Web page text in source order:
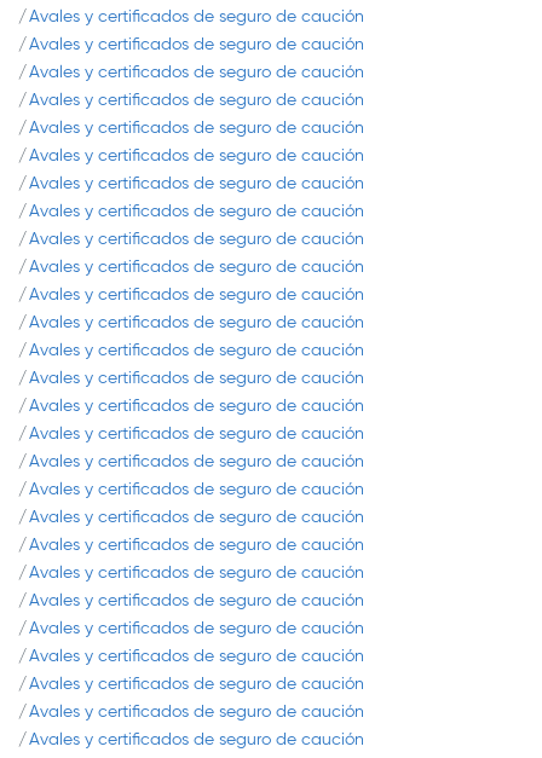
Avales y certificados de seguro de caución
Avales y certificados de seguro de caución
Avales y certificados de seguro de caución
Avales y certificados de seguro de caución
Avales y certificados de seguro de caución
Avales y certificados de seguro de caución
Avales y certificados de seguro de caución
Avales y certificados de seguro de caución
Avales y certificados de seguro de caución
Avales y certificados de seguro de caución
Avales y certificados de seguro de caución
Avales y certificados de seguro de caución
Avales y certificados de seguro de caución
Avales y certificados de seguro de caución
Avales y certificados de seguro de caución
Avales y certificados de seguro de caución
Avales y certificados de seguro de caución
Avales y certificados de seguro de caución
Avales y certificados de seguro de caución
Avales y certificados de seguro de caución
Avales y certificados de seguro de caución
Avales y certificados de seguro de caución
Avales y certificados de seguro de caución
Avales y certificados de seguro de caución
Avales y certificados de seguro de caución
Avales y certificados de seguro de caución
Avales y certificados de seguro de caución